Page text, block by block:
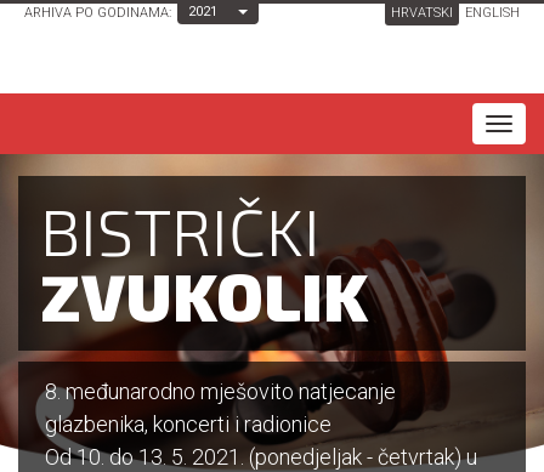
ARHIVA PO GODINAMA: 2021 Toggle Dropdown HRVATSKI ENGLISH
T
a
g
BISTRIČKI
ZVUKOLIK
8. međunarodno mješovito natjecanje
glazbenika, koncerti i radionice
Od 10. do 13. 5. 2021. (ponedjeljak - četvrtak) u